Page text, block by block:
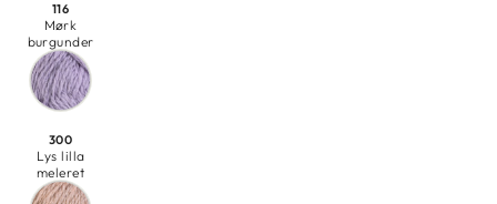
116
Mørk
burgunder
300
Lys lilla
meleret